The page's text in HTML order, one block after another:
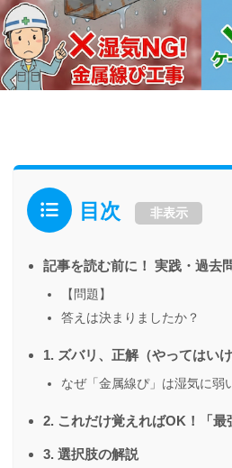
目次 非表示
記事を読む前に！ 実践・過去
【問題】
答えは決まりましたか？
1. ズバリ、正解（やってはい
なぜ「金属線ぴ」は湿気に弱
2. これだけ覚えればOK！「最
3. 選択肢の解説